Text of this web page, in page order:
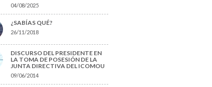
04/08/2025
¿SABÍAS QUÉ?
26/11/2018
DISCURSO DEL PRESIDENTE EN
LA TOMA DE POSESIÓN DE LA
JUNTA DIRECTIVA DEL ICOMOU
09/06/2014